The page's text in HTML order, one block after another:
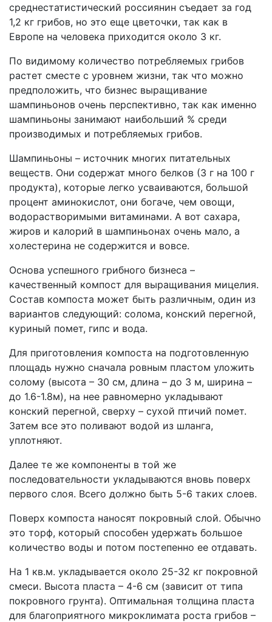
среднестатистический россиянин съедает за год
1,2 кг грибов, но это еще цветочки, так как в
Европе на человека приходится около 3 кг.
По видимому количество потребляемых грибов
растет сместе с уровнем жизни, так что можно
предположить, что бизнес выращивание
шампиньонов очень перспективно, так как именно
шампиньоны занимают наибольший % среди
производимых и потребляемых грибов.
Шампиньоны – источник многих питательных
веществ. Они содержат много белков (3 г на 100 г
продукта), которые легко усваиваются, большой
процент аминокислот, они богаче, чем овощи,
водорастворимыми витаминами. А вот сахара,
жиров и калорий в шампиньонах очень мало, а
холестерина не содержится и вовсе.
Основа успешного грибного бизнеса –
качественный компост для выращивания мицелия.
Состав компоста может быть различным, один из
вариантов следующий: солома, конский перегной,
куриный помет, гипс и вода.
Для приготовления компоста на подготовленную
площадь нужно сначала ровным пластом уложить
солому (высота – 30 см, длина – до 3 м, ширина –
до 1.6-1.8м), на нее равномерно укладывают
конский перегной, сверху – сухой птичий помет.
Затем все это поливают водой из шланга,
уплотняют.
Далее те же компоненты в той же
последовательности укладываются вновь поверх
первого слоя. Всего должно быть 5-6 таких слоев.
Поверх компоста наносят покровный слой. Обычно
это торф, который способен удержать большое
количество воды и потом постепенно ее отдавать.
На 1 кв.м. укладывается около 25-32 кг покровной
смеси. Высота пласта – 4-6 см (зависит от типа
покровного грунта). Оптимальная толщина пласта
для благоприятного микроклимата роста грибов –